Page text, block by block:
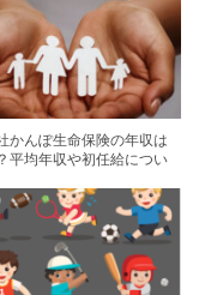
かんぽ生命保険の年収は
平均年収や初任給につい